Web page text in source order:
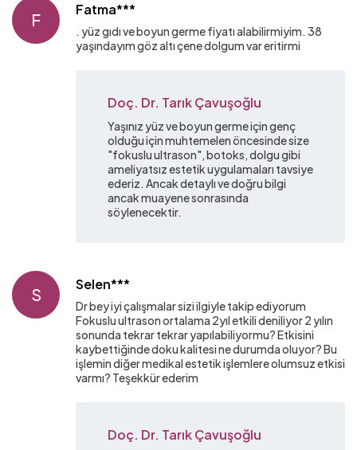
F
Fatma***
. yüz gıdı ve boyun germe fiyatı alabilirmiyim. 38
yaşındayım göz altı çene dolgum var eritirmi
Doç. Dr. Tarık Çavuşoğlu
Yaşınız yüz ve boyun germe için genç
olduğu için muhtemelen öncesinde size
"fokuslu ultrason", botoks, dolgu gibi
ameliyatsız estetik uygulamaları tavsiye
ederiz. Ancak detaylı ve doğru bilgi
ancak muayene sonrasında
söylenecektir.
S
Selen***
Dr bey iyi çalışmalar sizi ilgiyle takip ediyorum
Fokuslu ultrason ortalama 2yıl etkili deniliyor 2 yılın
sonunda tekrar tekrar yapılabiliyormu? Etkisini
kaybettiğinde doku kalitesi ne durumda oluyor? Bu
işlemin diğer medikal estetik işlemlere olumsuz etkisi
varmı? Teşekkür ederim
Doç. Dr. Tarık Çavuşoğlu